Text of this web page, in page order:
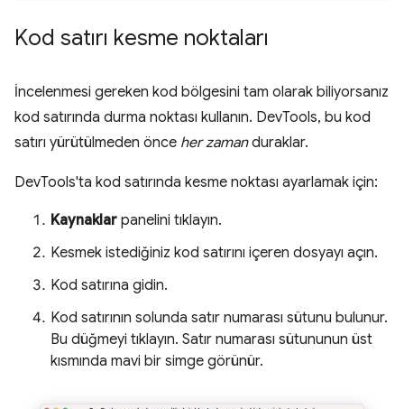
Kod satırı kesme noktaları
İncelenmesi gereken kod bölgesini tam olarak biliyorsanız
kod satırında durma noktası kullanın. DevTools, bu kod
satırı yürütülmeden önce her zamanduraklar.
DevTools'ta kod satırında kesme noktası ayarlamak için:
Kaynaklar panelini tıklayın.
Kesmek istediğiniz kod satırını içeren dosyayı açın.
Kod satırına gidin.
Kod satırının solunda satır numarası sütunu bulunur.
Bu düğmeyi tıklayın. Satır numarası sütununun üst
kısmında mavi bir simge görünür.